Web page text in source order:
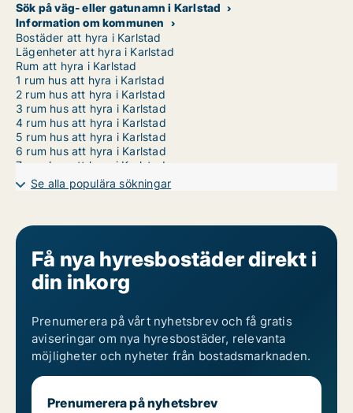
Sök på väg- eller gatunamn i Karlstad
Information om kommunen
Bostäder att hyra i Karlstad
Lägenheter att hyra i Karlstad
Rum att hyra i Karlstad
1 rum hus att hyra i Karlstad
2 rum hus att hyra i Karlstad
3 rum hus att hyra i Karlstad
4 rum hus att hyra i Karlstad
5 rum hus att hyra i Karlstad
6 rum hus att hyra i Karlstad
7 rum hus att hyra i Karlstad
Se alla populära sökningar
Få nya hyresbostäder direkt i
din inkorg
Prenumerera på vårt nyhetsbrev och få gratis
aviseringar om nya hyresbostäder, relevanta
möjligheter och nyheter från bostadsmarknaden.
Prenumerera på nyhetsbrev